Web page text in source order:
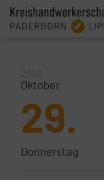
Oktober
29.
Donnerstag